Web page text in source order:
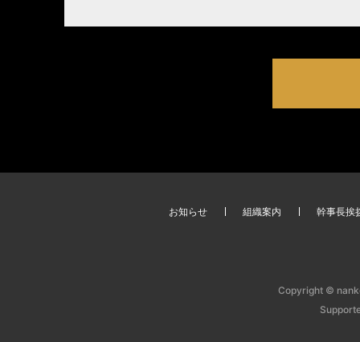
お知らせ 組織案内 幹事長挨
Copyright ©